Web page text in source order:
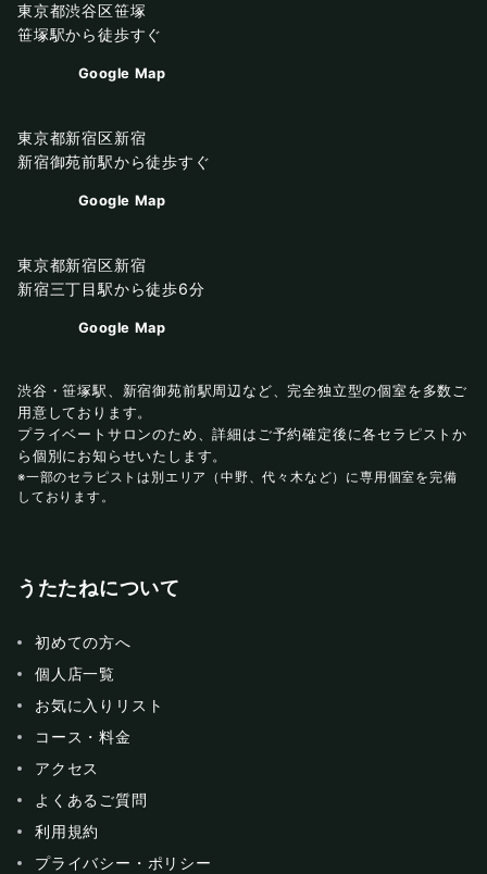
東京都渋谷区笹塚
笹塚駅から徒歩すぐ
Google Map
東京都新宿区新宿
新宿御苑前駅から徒歩すぐ
Google Map
東京都新宿区新宿
新宿三丁目駅から徒歩6分
Google Map
渋谷・笹塚駅、新宿御苑前駅周辺など、完全独立型の個室を多数ご
用意しております。
プライベートサロンのため、詳細はご予約確定後に各セラピストか
ら個別にお知らせいたします。
※一部のセラピストは別エリア（中野、代々木など）に専用個室を完備
しております。
うたたねについて
初めての方へ
個人店一覧
お気に入りリスト
コース・料金
アクセス
よくあるご質問
利用規約
プライバシー・ポリシー